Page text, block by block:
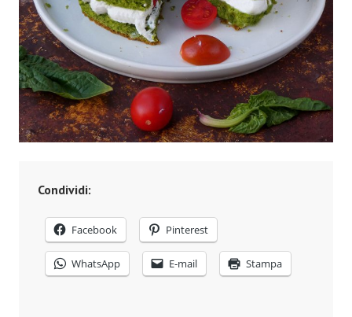
Condividi:
Facebook Pinterest
WhatsApp E-mail Stampa